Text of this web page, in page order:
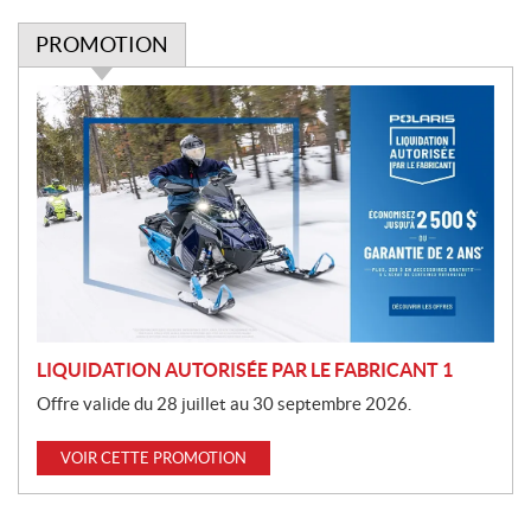
PROMOTION
P
r
o
m
o
t
LIQUIDATION AUTORISÉE PAR LE FABRICANT 1
Offre valide du 28 juillet au 30 septembre 2026.
VOIR CETTE PROMOTION